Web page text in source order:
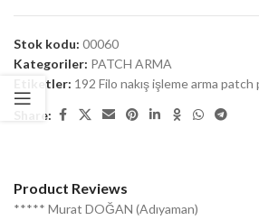
Stok kodu: 00060
Kategoriler: PATCH ARMA
Etiketler: 192 Filo nakış işleme arma patch
Share:
Product Reviews
***** Murat DOĞAN (Adıyaman)